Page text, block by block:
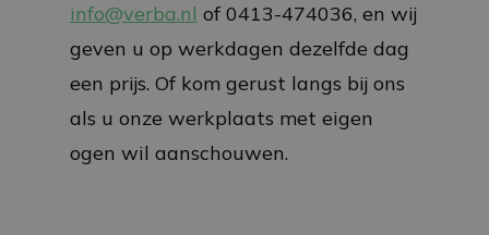
info@verba.nl of 0413-474036, en wij
geven u op werkdagen dezelfde dag
een prijs. Of kom gerust langs bij ons
als u onze werkplaats met eigen
ogen wil aanschouwen.